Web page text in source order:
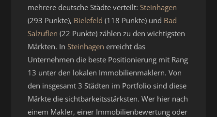
mehrere deutsche Städte verteilt: Steinhagen
(293 Punkte), Bielefeld (118 Punkte) und Bad
Salzuflen (22 Punkte) zählen zu den wichtigsten
Märkten. In Steinhagen erreicht das
Unternehmen die beste Positionierung mit Rang
13 unter den lokalen Immobilienmaklern. Von
den insgesamt 3 Städten im Portfolio sind diese
Märkte die sichtbarkeitsstärksten. Wer hier nach
einem Makler, einer Immobilienbewertung oder